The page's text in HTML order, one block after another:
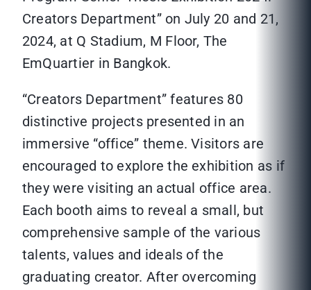
Creators Department” on July 20 and 21,
2024, at Q Stadium, M Floor, The
EmQuartier in Bangkok.
“Creators Department” features 80
distinctive projects presented in an
immersive “office” theme. Visitors are
encouraged to explore the exhibition as if
they were visiting an actual office area.
Each booth aims to reveal a small, but
comprehensive sample of the various
talents, values and ideals of the
graduating creator. After overcoming